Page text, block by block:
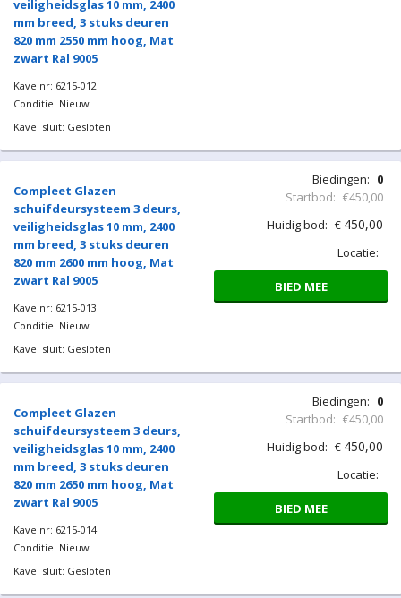
zwart Ral 9005
Kavelnr: 6215-011
Conditie: Nieuw
Compleet Glazen
schuifdeursysteem 3 deurs,
veiligheidsglas 10 mm, 2400
820 mm 2550 mm hoog, Mat
Kavelnr: 6215-012
Conditie: Nieuw
Kavel sluit: Gesloten
Startbod: €450,00
Huidig bod: €450,00
Locatie:
BIED MEE
Compleet Glazen
schuifdeursysteem 3 deurs,
veiligheidsglas 10 mm, 2400
Biedingen: 0